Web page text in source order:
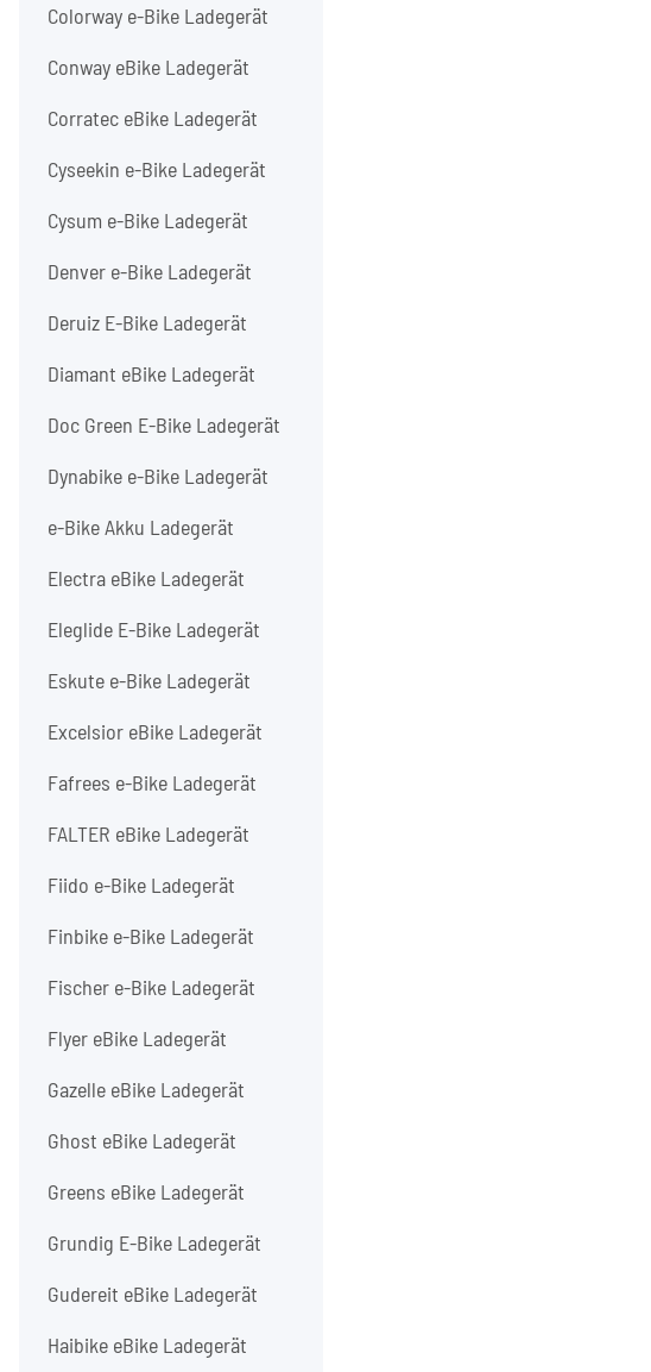
Colorway e-Bike Ladegerät
Conway eBike Ladegerät
Corratec eBike Ladegerät
Cyseekin e-Bike Ladegerät
Cysum e-Bike Ladegerät
Denver e-Bike Ladegerät
Deruiz E-Bike Ladegerät
Diamant eBike Ladegerät
Doc Green E-Bike Ladegerät
Dynabike e-Bike Ladegerät
e-Bike Akku Ladegerät
Electra eBike Ladegerät
Eleglide E-Bike Ladegerät
Eskute e-Bike Ladegerät
Excelsior eBike Ladegerät
Fafrees e-Bike Ladegerät
FALTER eBike Ladegerät
Fiido e-Bike Ladegerät
Finbike e-Bike Ladegerät
Fischer e-Bike Ladegerät
Flyer eBike Ladegerät
Gazelle eBike Ladegerät
Ghost eBike Ladegerät
Greens eBike Ladegerät
Grundig E-Bike Ladegerät
Gudereit eBike Ladegerät
Haibike eBike Ladegerät